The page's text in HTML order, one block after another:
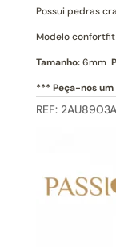
Possui pedras
Modelo
Tamanho:6mm
*** Peça-nos
REF: